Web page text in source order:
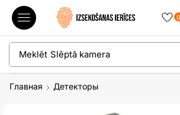
0
Meklēt Slēptā kamera
Главная Детекторы